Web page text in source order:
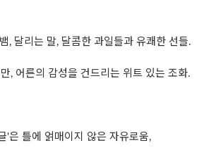
, 달리는 말, 달콤한 과일들과 유쾌한 선들.
, 어른의 감성을 건드리는 위트 있는 조화.
'은 틀에 얽매이지 않은 자유로움,